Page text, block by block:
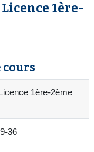
Licence 1ère-
1ère-2ème
36